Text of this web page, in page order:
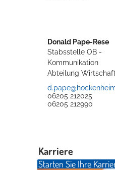
Donald Pape-Rese
Stabsstelle OB -
Kommunikation
Abteilung
06205 212025
06205 212990
Karriere
Starten Sie Ihre